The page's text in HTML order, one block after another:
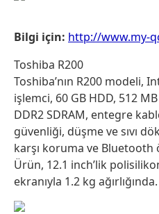
Bilgi için: http://www.my-
Toshiba R200
Toshiba’nın R200 modeli,
işlemci, 60 GB HDD, 512 MB
DDR2 SDRAM, entegre
güvenliği, düşme ve sıvı
karşı koruma ve Bluetooth
Ürün, 12.1 inch’lik
ekranıyla 1.2 kg ağırlığında.